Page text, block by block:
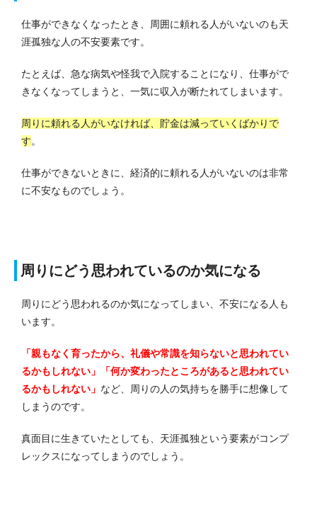
仕事ができなくなったとき、周囲に頼れる人がいないのも天
涯孤独な人の不安要素です。
たとえば、急な病気や怪我で入院することになり、仕事がで
きなくなってしまうと、一気に収入が断たれてしまいます。
周りに頼れる人がいなければ、貯金は減っていくばかりで
す。
仕事ができないときに、経済的に頼れる人がいないのは非常
に不安なものでしょう。
周りにどう思われているのか気になる
周りにどう思われるのか気になってしまい、不安になる人も
います。
「親もなく育ったから、礼儀や常識を知らないと思われてい
るかもしれない」「何か変わったところがあると思われてい
るかもしれない」 など、周りの人の気持ちを勝手に想像して
しまうのです。
真面目に生きていたとしても、天涯孤独という要素がコンプ
レックスになってしまうのでしょう。